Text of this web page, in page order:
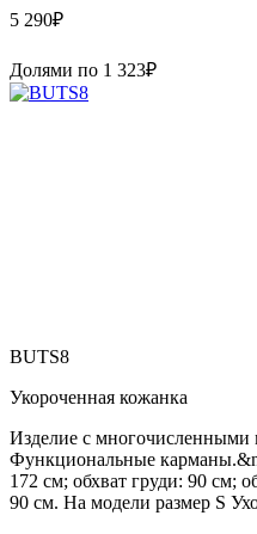
5 290₽
Долями по 1 323₽
BUTS8
Укороченная кожанка
Изделие с многочисленными
Функциональные
172 см; обхват груди: 90 см;
90 см. На модели размер S